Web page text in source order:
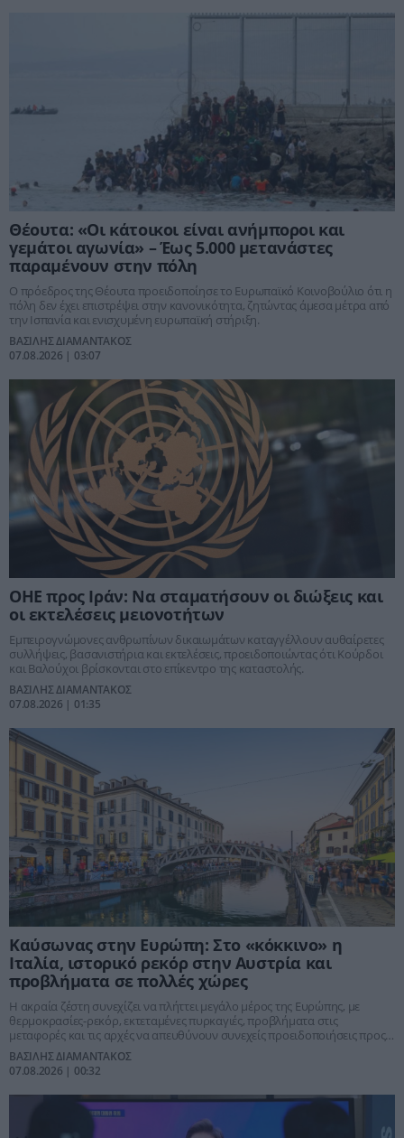
Θέουτα: «Οι κάτοικοι είναι ανήμποροι και
γεμάτοι αγωνία» – Έως 5.000 μετανάστες
παραμένουν στην πόλη
Ο πρόεδρος της Θέουτα προειδοποίησε το Ευρωπαϊκό Κοινοβούλιο ότι η
πόλη δεν έχει επιστρέψει στην κανονικότητα, ζητώντας άμεσα μέτρα από
την Ισπανία και ενισχυμένη ευρωπαϊκή στήριξη.
ΒΑΣΙΛΗΣ ΔΙΑΜΑΝΤΑΚΟΣ
07.08.2026 | 03:07
ΟΗΕ προς Ιράν: Να σταματήσουν οι διώξεις και
οι εκτελέσεις μειονοτήτων
Εμπειρογνώμονες ανθρωπίνων δικαιωμάτων καταγγέλλουν αυθαίρετες
συλλήψεις, βασανιστήρια και εκτελέσεις, προειδοποιώντας ότι Κούρδοι
και Βαλούχοι βρίσκονται στο επίκεντρο της καταστολής.
ΒΑΣΙΛΗΣ ΔΙΑΜΑΝΤΑΚΟΣ
07.08.2026 | 01:35
Καύσωνας στην Ευρώπη: Στο «κόκκινο» η
Ιταλία, ιστορικό ρεκόρ στην Αυστρία και
προβλήματα σε πολλές χώρες
Η ακραία ζέστη συνεχίζει να πλήττει μεγάλο μέρος της Ευρώπης, με
θερμοκρασίες-ρεκόρ, εκτεταμένες πυρκαγιές, προβλήματα στις
μεταφορές και τις αρχές να απευθύνουν συνεχείς προειδοποιήσεις προς
τους πολίτες.
ΒΑΣΙΛΗΣ ΔΙΑΜΑΝΤΑΚΟΣ
07.08.2026 | 00:32